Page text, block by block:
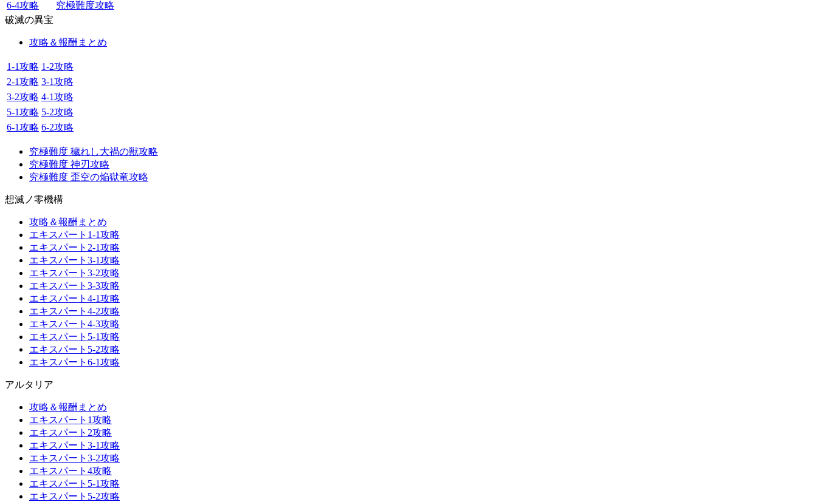
6-4攻略
究極難度攻略
破滅の異宝
攻略＆報酬まとめ
1-1攻略 1-2攻略
2-1攻略 3-1攻略
3-2攻略 4-1攻略
5-1攻略 5-2攻略
6-1攻略 6-2攻略
究極難度 穢れし大禍の獣攻略
究極難度 神刃攻略
究極難度 歪空の焔獄竜攻略
想滅ノ零機構
攻略＆報酬まとめ
エキスパート1-1攻略
エキスパート2-1攻略
エキスパート3-1攻略
エキスパート3-2攻略
エキスパート3-3攻略
エキスパート4-1攻略
エキスパート4-2攻略
エキスパート4-3攻略
エキスパート5-1攻略
エキスパート5-2攻略
エキスパート6-1攻略
アルタリア
攻略＆報酬まとめ
エキスパート1攻略
エキスパート2攻略
エキスパート3-1攻略
エキスパート3-2攻略
エキスパート4攻略
エキスパート5-1攻略
エキスパート5-2攻略